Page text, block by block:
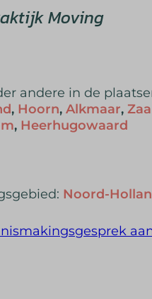
Moving
andere in de
, Hoorn, Alkmaar,
, Heerhugowaard
Noord-